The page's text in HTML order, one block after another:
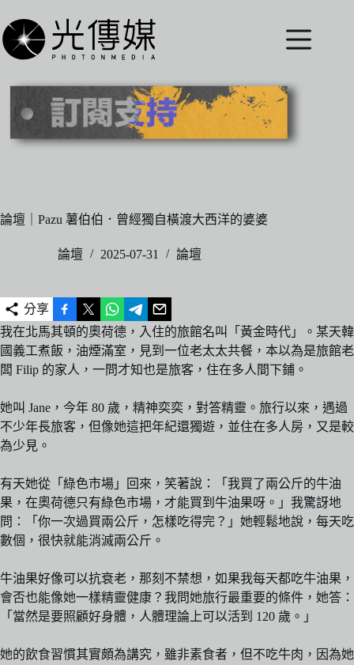
至
主
內
論壇｜Pazu 薯伯伯．曾經獨自橫渡大西洋的婆婆
論壇 2025-07-31 論壇
分享
我在北馬其頓的奧荷德，入住的旅館名叫「黃金時代」。某天韓
國義工煮飯，油煙滿室，見到一位老太太共餐，本以為是旅館老
闆 Filip 的家人，一問才知也是旅客，住在多人間下鋪。
她叫 Jane，今年 80 歲，精神奕奕，對答精靈。旅行以來，遇過
不少年長旅客，但像她這把年紀還獨遊，並住在多人房，又是較
為少見。
有天她從「綠色市場」回來，笑著說：「我買了兩公斤的牛油
果，在奧荷德只有綠色市場，才能買到牛油果呀。」我驚訝地
問：「你一次過買兩公斤，怎樣吃得完？」她輕鬆地說，每天吃
數個，很快就能消滅兩公斤。
牛油果好像可以抗衰老，那刻不禁想，如果我每天都吃牛油果，
會否也能像她一樣精靈健康？我問她旅行最重要的條件，她答：
「當然是要照顧好身體，人體理論上可以活到 120 歲。」
她的飲食習慣其實頗為講究，雖非素食者，但不吃牛肉，因為她